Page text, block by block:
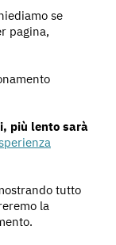
se
pagina,
più lento sarà
tutto
la